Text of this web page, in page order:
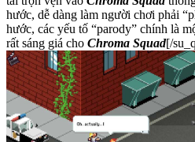
hước, dễ dàng làm người chơi phải
hước, các yếu tố “parody” chính là
rất sáng giá cho Chroma Squad[/